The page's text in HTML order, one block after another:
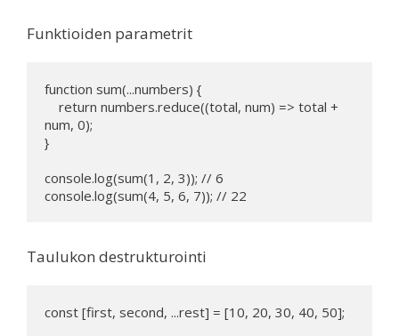
Funktioiden parametrit
function sum(...numbers) {
num, 0);
}
console.log(sum(1, 2, 3)); // 6
console.log(sum(4, 5, 6, 7)); // 22
Taulukon destrukturointi
const [first, second, ...rest] = [10, 20, 30, 40, 50];